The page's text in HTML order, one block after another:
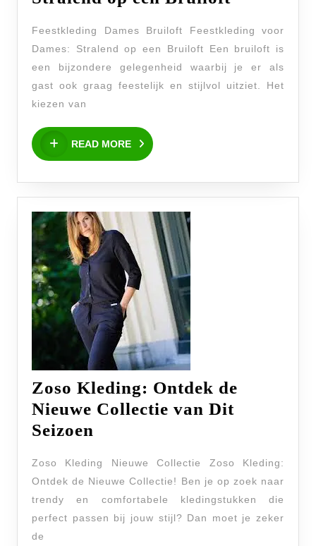
Dames:
Stralend
op
Feestkleding Dames Bruiloft Feestkleding voor
Dames: Stralend op een Bruiloft Een bruiloft is
een bijzondere gelegenheid waarbij je er als
gast ook graag feestelijk en stijlvol uitziet. Het
kiezen van
READ MORE
READ
MORE
Zoso Kleding: Ontdek de
Nieuwe Collectie van Dit
Seizoen
Ontdek
Nieuwe
Zoso Kleding Nieuwe Collectie Zoso Kleding:
Ontdek de Nieuwe Collectie! Ben je op zoek naar
trendy en comfortabele kledingstukken die
perfect passen bij jouw stijl? Dan moet je zeker
de